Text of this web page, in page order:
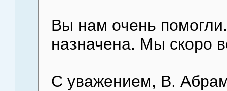
Вы нам очень
назначена. Мы скоро
С уважением, В.